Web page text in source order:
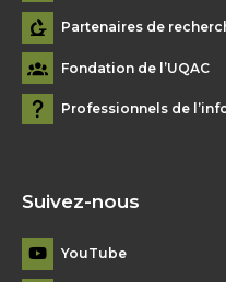
Partenaires de
Fondation de l’UQAC
Professionnels de
Suivez-nous
YouTube